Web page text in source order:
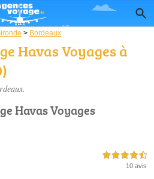
> Bordeaux
Havas Voyages à
Havas Voyages
4,5 étoiles sur 5
10 avis